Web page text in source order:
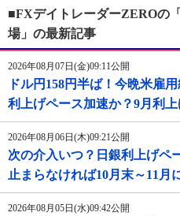
■FXデイトレーダーZEROの
場」の最新記事
2026年08月07日(金)09:11公開
ドル円158円半ば！今晩米雇
利上げペース加速か？9月利上
2026年08月06日(木)09:21公開
次の介入いつ？日銀利上げペ
止まらなければ10月末～11月
2026年08月05日(水)09:42公開